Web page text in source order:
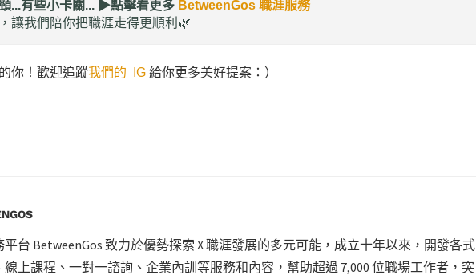
...有些小卡關... ▶︎點擊看更多 BetweenGos 職涯服務
讓我們陪你把職涯走得更順利🌿
你！歡迎追蹤我們的 IG 給你更多美好提案：）
平台 BetweenGos 致力於優勢探索 X 職涯發展的多元可能，成立十年以來，開發各式
線上課程、一對一諮詢、企業內訓等服務和內容，幫助超過 7,000 位職場工作者，突